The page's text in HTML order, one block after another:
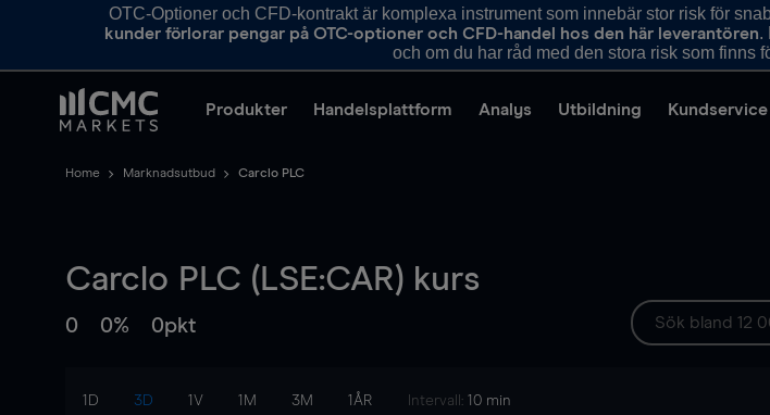
OTC-Optioner och CFD-kontrakt är komplexa instrument som innebär stor risk för
kunder förlorar pengar på OTC-optioner och CFD-handel hos den här leverantören.
och om du har råd med den stora risk som finns
Produkter Handelsplattform Analys Utbildning Kundservice
Home Marknadsutbud Carclo PLC
Carclo PLC (LSE:CAR) kurs
0 0% 0pkt
1D 3D 1V 1M 3M 1ÅR Intervall: 10 min